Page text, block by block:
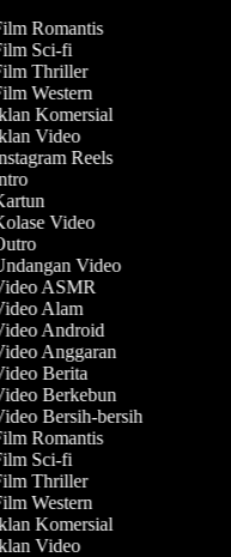
Romantis
Sci-fi
Thriller
Western
Komersial
Video
Reels
Video
Video
ASMR
Alam
Android
Anggaran
Berita
Berkebun
Bersih-bersih
Romantis
Sci-fi
Thriller
Western
Komersial
Video